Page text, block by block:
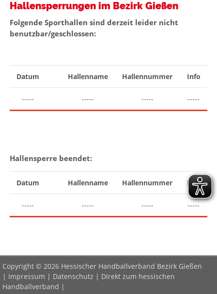
Hallensperrungen im Bezirk Gießen
Folgende Sporthallen sind derzeit leider nicht
benutzbar/geschlossen:
Datum Hallenname Hallennummer Info
----- ----- ----- -----
Hallensperre beendet:
Datum Hallenname Hallennummer Info
----- ----- ----- -----
Copyright © 2026 Hessischer Handballverband Bezirk Gießen
| Impressum | Datenschutz | Direkt zum hessischen
Handballverband |